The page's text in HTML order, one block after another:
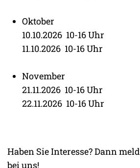
Oktober
10.10.2026 10-16 Uhr
11.10.2026 10-16 Uhr
November
21.11.2026 10-16 Uhr
22.11.2026 10-16 Uhr
Haben Sie Interesse? Dann
bei uns!